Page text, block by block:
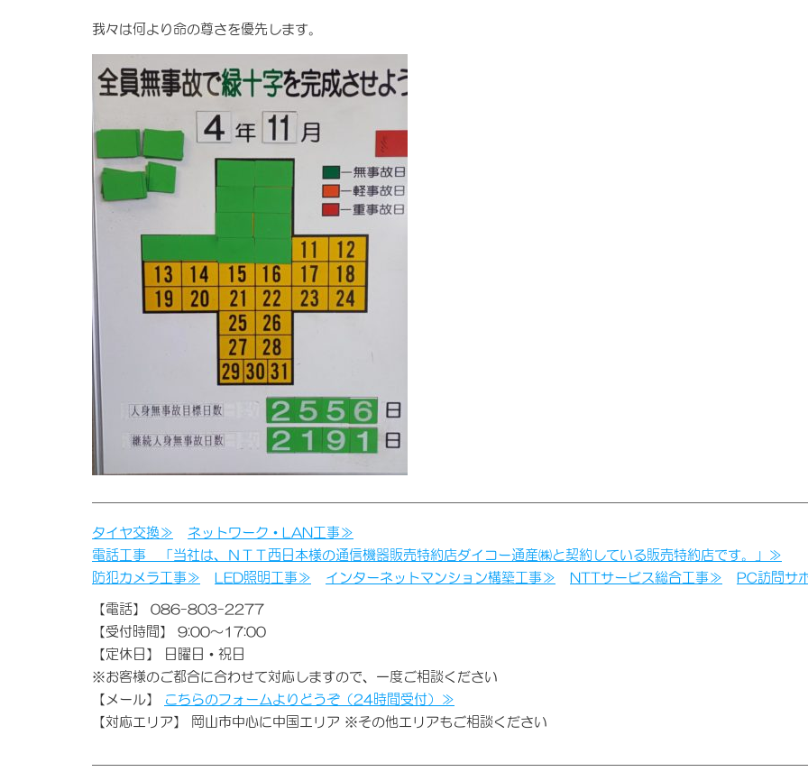
我々は何より命の尊さを優先します。
タイヤ交換≫
ネットワーク・LAN工事≫
電話工事 「当社は、ＮＴＴ西日本様の通信機器販売特約店ダイコー通産㈱と契約している販売特約店です。」≫
防犯カメラ工事≫
LED照明工事≫ インターネットマンション構築工事≫ NTTサービス総合工事≫ PC訪問サ
【電話】 086-803-2277
【受付時間】 9:00～17:00
【定休日】 日曜日・祝日
※お客様のご都合に合わせて対応しますので、一度ご相談ください
【メール】
こちらのフォームよりどうぞ（24時間受付）≫
【対応エリア】 岡山市中心に中国エリア ※その他エリアもご相談ください